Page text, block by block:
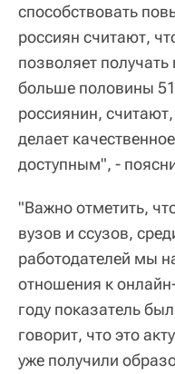
способствовать
россиян считают,
позволяет
больше половины
россиянин,
делает
доступным", -
"Важно отметить,
вузов и ссузов,
работодателей мы
отношения к
году показатель
говорит, что это
уже получили